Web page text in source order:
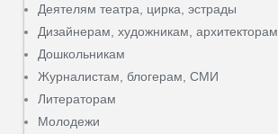
Деятелям театра, цирка, эстрады
Дизайнерам, художникам, архитекторам
Дошкольникам
Журналистам, блогерам, СМИ
Литераторам
Молодежи